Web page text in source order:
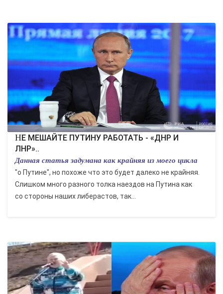
НЕ МЕШАЙТЕ ПУТИНУ РАБОТАТЬ - «ДНР И
ЛНР»..
Данная статья задумана как крайняя из моего цикла
"о Путине", но похоже что это будет далеко не крайняя.
Слишком много разного толка наездов на Путина как
со стороны наших либерастов, так...